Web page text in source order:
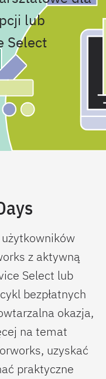
lub
Select
z aktywną
Select lub
bezpłatnych
okazja,
na temat
uzyskać
praktyczne